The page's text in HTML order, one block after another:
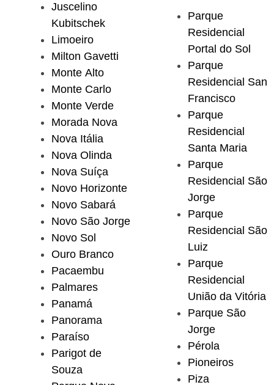
Juscelino
Kubitschek
Limoeiro
Milton Gavetti
Monte Alto
Monte Carlo
Monte Verde
Morada Nova
Nova Itália
Nova Olinda
Nova Suíça
Novo Horizonte
Novo Sabará
Novo São Jorge
Novo Sol
Ouro Branco
Pacaembu
Palmares
Panamá
Panorama
Paraíso
Parigot de
Souza
Parque
Residencial
Portal do Sol
Parque
Residencial San
Francisco
Parque
Residencial
Santa Maria
Parque
Residencial São
Jorge
Parque
Residencial São
Luiz
Parque
Residencial
União da Vitória
Parque São
Jorge
Pérola
Pioneiros
Piza